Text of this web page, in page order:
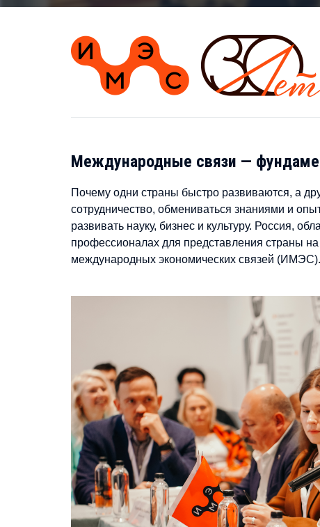
Международные связи —
Почему одни страны быстро развиваются, а
сотрудничество, обмениваться знаниями и
развивать науку, бизнес и культуру. Россия,
профессионалах для представления страны
международных экономических связей (ИМЭС).